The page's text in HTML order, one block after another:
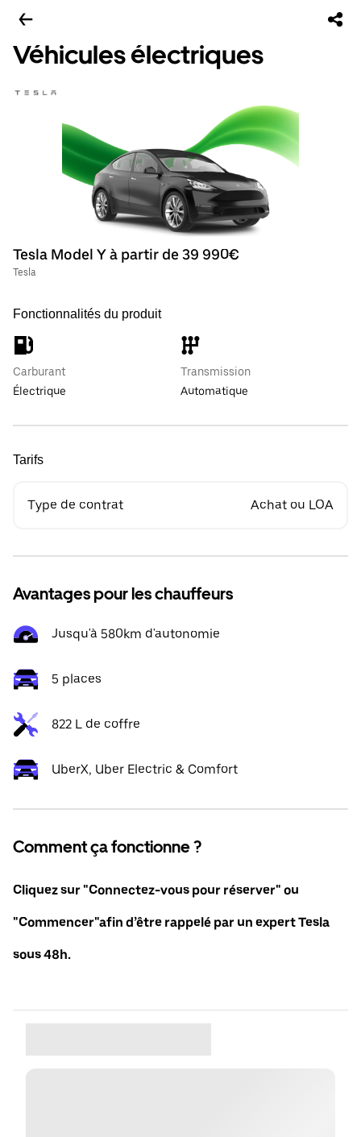
Véhicules électriques
Tesla Model Y à partir de 39 990€
Tesla
Fonctionnalités du produit
Carburant
Électrique
Transmission
Automatique
Tarifs
Type de contrat Achat ou LOA
Avantages pour les chauffeurs
Jusqu'à 580km d'autonomie
5 places
822 L de coffre
UberX, Uber Electric & Comfort
Comment ça fonctionne ?
Cliquez sur "Connectez-vous pour réserver" ou
"Commencer"afin d’être rappelé par un expert Tesla
sous 48h.